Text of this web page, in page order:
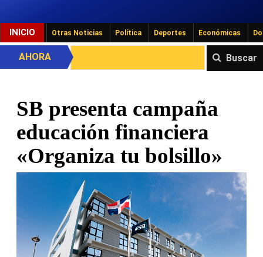
INICIO Otras Noticias Política Deportes Económicas
Buscar
AHORA
SB presenta campaña
educación financiera
«Organiza tu bolsillo»